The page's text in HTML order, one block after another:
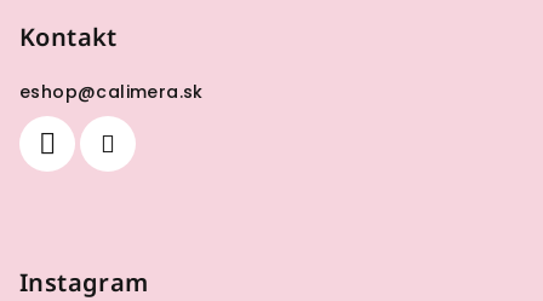
Kontakt
eshop@calimera.sk
Instagram